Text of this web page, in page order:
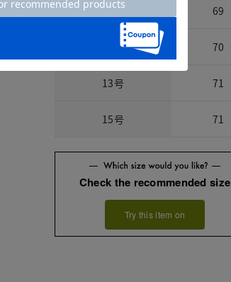
9号 69
11号 70
13号 71
15号 71
Check the recommended size
Try this item on